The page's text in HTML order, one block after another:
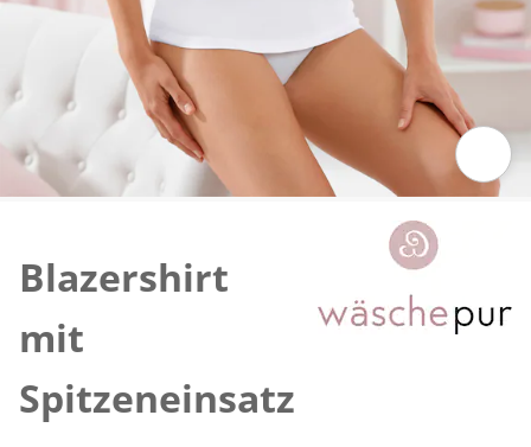
Blazershirt
mit
Spitzeneinsatz